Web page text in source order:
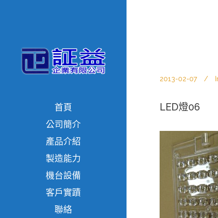
首頁
公司簡介
產品介紹
製造能力
機台設備
客戶實蹟
聯絡
2013-02-07
LED燈06